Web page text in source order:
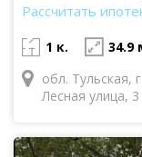
Рассчитать
1 к. 34.9
обл. Тульская,
Лесная улица, 3